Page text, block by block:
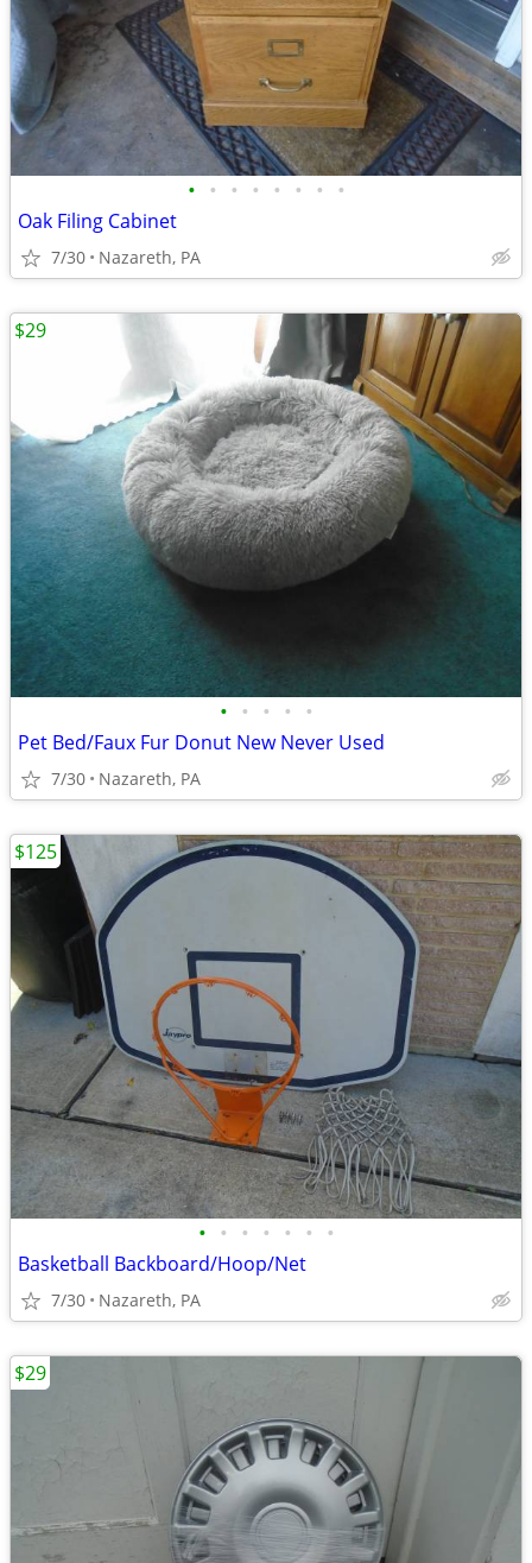
• • • • • • • •
Oak Filing Cabinet
7/30 Nazareth, PA
• • • • •
Pet Bed/Faux Fur Donut New Never Used
7/30 Nazareth, PA
$29
• • • • • • •
Basketball Backboard/Hoop/Net
7/30 Nazareth, PA
$125
$29